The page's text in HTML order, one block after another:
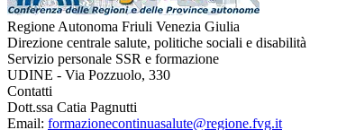
Regione Autonoma Friuli Venezia Giulia
Direzione centrale salute, politiche sociali e disabilità
Servizio personale SSR e formazione
UDINE - Via Pozzuolo, 330
Contatti
Dott.ssa Catia Pagnutti
Email: formazionecontinuasalute@regione.fvg.it